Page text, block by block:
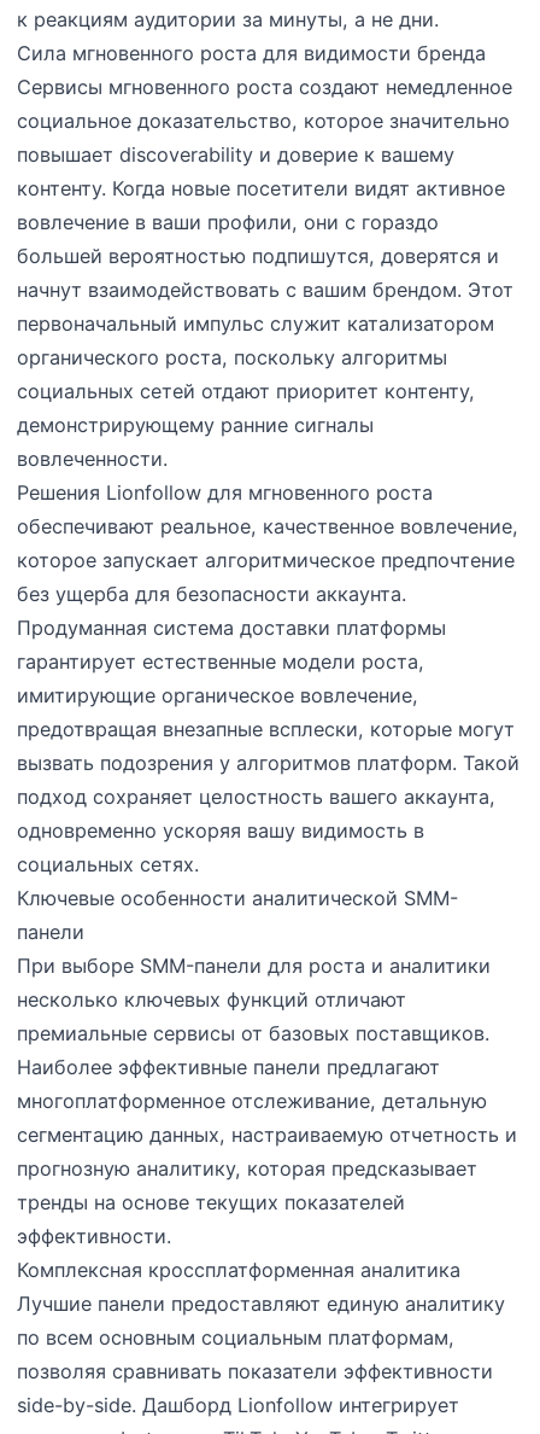
к реакциям аудитории за минуты, а не дни.
Сила мгновенного роста для видимости бренда
Сервисы мгновенного роста создают немедленное
социальное доказательство, которое значительно
повышает discoverability и доверие к вашему
контенту. Когда новые посетители видят активное
вовлечение в ваши профили, они с гораздо
большей вероятностью подпишутся, доверятся и
начнут взаимодействовать с вашим брендом. Этот
первоначальный импульс служит катализатором
органического роста, поскольку алгоритмы
социальных сетей отдают приоритет контенту,
демонстрирующему ранние сигналы
вовлеченности.
Решения Lionfollow для мгновенного роста
обеспечивают реальное, качественное вовлечение,
которое запускает алгоритмическое предпочтение
без ущерба для безопасности аккаунта.
Продуманная система доставки платформы
гарантирует естественные модели роста,
имитирующие органическое вовлечение,
предотвращая внезапные всплески, которые могут
вызвать подозрения у алгоритмов платформ. Такой
подход сохраняет целостность вашего аккаунта,
одновременно ускоряя вашу видимость в
социальных сетях.
Ключевые особенности аналитической SMM-
панели
При выборе SMM-панели для роста и аналитики
несколько ключевых функций отличают
премиальные сервисы от базовых поставщиков.
Наиболее эффективные панели предлагают
многоплатформенное отслеживание, детальную
сегментацию данных, настраиваемую отчетность и
прогнозную аналитику, которая предсказывает
тренды на основе текущих показателей
эффективности.
Комплексная кроссплатформенная аналитика
Лучшие панели предоставляют единую аналитику
по всем основным социальным платформам,
позволяя сравнивать показатели эффективности
side-by-side. Дашборд Lionfollow интегрирует